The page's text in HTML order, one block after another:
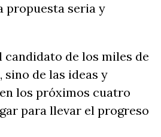
propuesta seria y
candidato de los miles de
sino de las ideas y
los próximos cuatro
para llevar el progreso